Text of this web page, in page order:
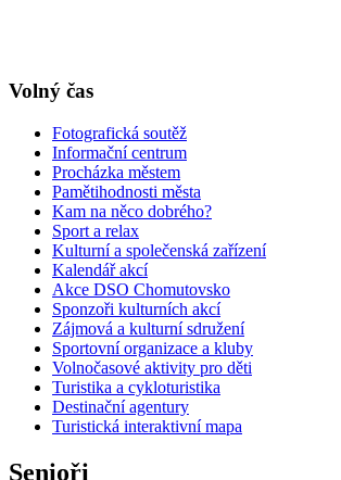
Volný čas
Fotografická soutěž
Informační centrum
Procházka městem
Pamětihodnosti města
Kam na něco dobrého?
Sport a relax
Kulturní a společenská zařízení
Kalendář akcí
Akce DSO Chomutovsko
Sponzoři kulturních akcí
Zájmová a kulturní sdružení
Sportovní organizace a kluby
Volnočasové aktivity pro děti
Turistika a cykloturistika
Destinační agentury
Turistická interaktivní mapa
Senioři